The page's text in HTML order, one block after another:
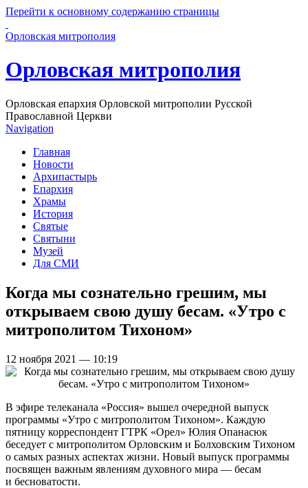
Перейти к основному содержанию страницы
Орловская митрополия
Орловская митрополия
Орловская епархия Орловской митрополии Русской
Православной Церкви
Navigation
Главная
Новости
Архипастырь
Епархия
Храмы
История
Святые
Святыни
Музей
Для СМИ
Когда мы сознательно грешим, мы
открываем свою душу бесам. «Утро с
митрополитом Тихоном»
12 ноября 2021 — 10:19
В эфире телеканала «Россия» вышел очередной выпуск
программы «Утро с митрополитом Тихоном». Каждую
пятницу корреспондент ГТРК «Орел» Юлия Опанасюк
беседует с митрополитом Орловским и Болховским Тихоном
о самых разных аспектах жизни. Новый выпуск программы
посвящен важным явлениям духовного мира — бесам
и бесноватости.